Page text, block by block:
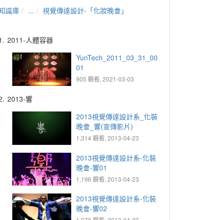
識庫 ... 視覺傳達設計-「化妝晚會」
2011-人體容器
YunTech_2011_03_31_00
01
905 觀看, 2021-03-03
2013-響
2013視覺傳達設計系_化裝
晚會_響(宣傳影片)
1,314 觀看, 2013-04-23
2013視覺傳達設計系-化裝
晚會-響01
1,196 觀看, 2013-04-23
2013視覺傳達設計系-化裝
晚會-響02